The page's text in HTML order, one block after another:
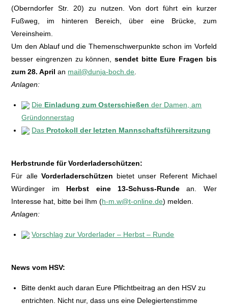
(Oberndorfer Str. 20) zu nutzen. Von dort führt ein kurzer
Fußweg, im hinteren Bereich, über eine Brücke, zum
Vereinsheim.
Um den Ablauf und die Themenschwerpunkte schon im Vorfeld
besser eingrenzen zu können, sendet bitte Eure Fragen bis
zum 28. Aprilan mail@dunja-boch.de
Anlagen:
Die Einladung zum Osterschießen der Damen, am
Gründonnerstag
Das Protokoll der letzten Mannschaftsführersitzung
Herbstrunde für Vorderladerschützen:
Für alle Vorderladerschützen bietet unser Referent Michael
Würdinger im Herbst eine 13-Schuss-Rundean. Wer
Interesse hat, bitte bei Ihm (h-m.w@t-online.de) melden.
Anlagen:
Vorschlag zur Vorderlader – Herbst – Runde
News vom HSV:
Bitte denkt auch daran Eure Pflichtbeitrag an den HSV zu
entrichten. Nicht nur, dass uns eine Delegiertenstimme